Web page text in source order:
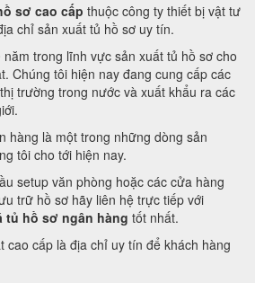
sơ cao cấp thuộc công ty thiết bị vật tư
chỉ sản xuất tủ hồ sơ uy tín.
trong lĩnh vực sản xuất tủ hồ sơ cho
Chúng tôi hiện nay đang cung cấp các
trường trong nước và xuất khẩu ra các
hàng là một trong những dòng sản
tôi cho tới hiện nay.
setup văn phòng hoặc các cửa hàng
trữ hồ sơ hãy liên hệ trực tiếp với
tủ hồ sơ ngân hàng tốt nhất.
cao cấp là địa chỉ uy tín để khách hàng